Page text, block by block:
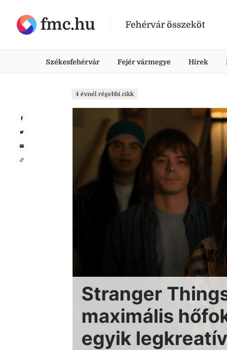
fmc.hu Fehérvár összeköt
Székesfehérvár Fejér vármegye Hírek
4 évnél régebbi cikk
Stranger
maximális
egyik